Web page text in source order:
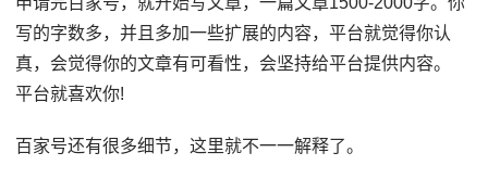
写的字数多，并且多加一些扩展的内容，平台就觉得你认
真，会觉得你的文章有可看性，会坚持给平台提供内容。
平台就喜欢你!
百家号还有很多细节，这里就不一一解释了。